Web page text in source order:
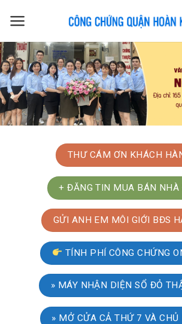
THƯ CÁM ƠN KHÁCH
+ ĐĂNG TIN MUA BÁN NHÀ
GỬI ANH EM MÔI GIỚI BĐS
TÍNH PHÍ CÔNG CHỨNG
» MÁY NHẬN DIỆN SỔ ĐỎ
» MỞ CỬA CẢ THỨ 7 VÀ CHỦ